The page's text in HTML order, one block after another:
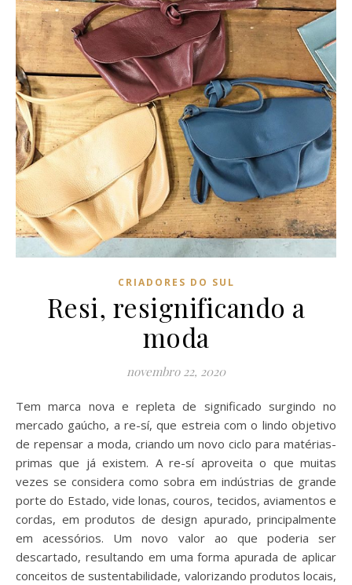
CRIADORES DO SUL
Resi, resignificando a
moda
novembro 22, 2020
Tem marca nova e repleta de significado surgindo no
mercado gaúcho, a re-sí, que estreia com o lindo objetivo
de repensar a moda, criando um novo ciclo para matérias-
primas que já existem. A re-sí aproveita o que muitas
vezes se considera como sobra em indústrias de grande
porte do Estado, vide lonas, couros, tecidos, aviamentos e
cordas, em produtos de design apurado, principalmente
em acessórios. Um novo valor ao que poderia ser
descartado, resultando em uma forma apurada de aplicar
conceitos de sustentabilidade, valorizando produtos locais,